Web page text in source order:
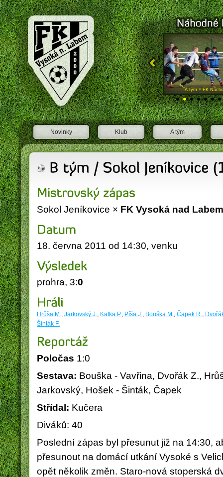
Sokol Jeníkovice × FK Vysoká nad Labem
18. června 2011 od 14:30, venku
prohra, 3:0
Hrůša M., Jarkovský J., Kafka P., Píša J., Bouška M., Čapek R.,
Šinták F.
Poločas 1:0
Sestava: Bouška - Vavřina, Dvořák Z.,
Jarkovský, Hošek - Šinták, Čapek
Střídal: Kučera
Diváků: 40
Poslední zápas byl přesunut již na 14:30,
přesunout na domácí utkání Vysoké s
opět několik změn. Staro-nová stoperská
FK Vysoká nad Labem
Novinky Klub A tým
A tým × SK Libčany "A" A tým × FK